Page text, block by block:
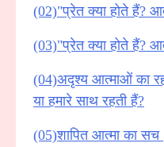
(02)"प्रेत क्या होते हैं?
(03)"प्रेत क्या होते हैं?
(04)अदृश्य आत्माओं का
या हमारे साथ रहती हैं?
(05)शापित आत्मा का